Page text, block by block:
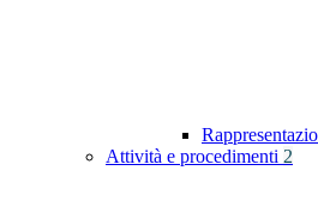
Attività e procedimenti 2